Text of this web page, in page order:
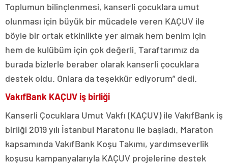
Toplumun bilinçlenmesi, kanserli çocuklara umut
olunması için büyük bir mücadele veren KAÇUV ile
böyle bir ortak etkinlikte yer almak hem benim için
hem de kulübüm için çok değerli. Taraftarımız da
burada bizlerle beraber olarak kanserli çocuklara
destek oldu. Onlara da teşekkür ediyorum” dedi.
VakıfBank KAÇUV iş birliği
Kanserli Çocuklara Umut Vakfı (KAÇUV) ile VakıfBank iş
birliği 2019 yılı İstanbul Maratonu ile başladı. Maraton
kapsamında VakıfBank Koşu Takımı, yardımseverlik
koşusu kampanyalarıyla KAÇUV projelerine destek